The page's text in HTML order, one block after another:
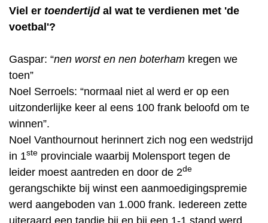
Viel er toendertijdal wat te verdienen met 'de
voetbal'?
Gaspar: “nen worst en nen boterham kregen we
toen”
Noel Serroels: “normaal niet al werd er op een
uitzonderlijke keer al eens 100 frank beloofd om te
winnen”.
Noel Vanthournout herinnert zich nog een wedstrijd
in 1ste provinciale waarbij Molensport tegen de
leider moest aantreden en door de 2de
gerangschikte bij winst een aanmoedigingspremie
werd aangeboden van 1.000 frank. Iedereen zette
uiteraard een tandje bij en bij een 1-1 stand werd